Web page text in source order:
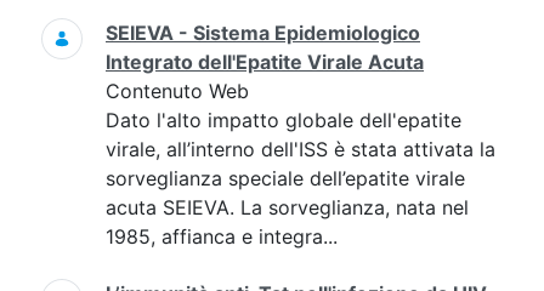
SEIEVA - Sistema Epidemiologico
Integrato dell'Epatite Virale Acuta
Contenuto Web
Dato l'alto impatto globale dell'epatite
virale, all’interno dell'ISS è stata attivata la
sorveglianza speciale dell’epatite virale
acuta SEIEVA. La sorveglianza, nata nel
1985, affianca e integra...